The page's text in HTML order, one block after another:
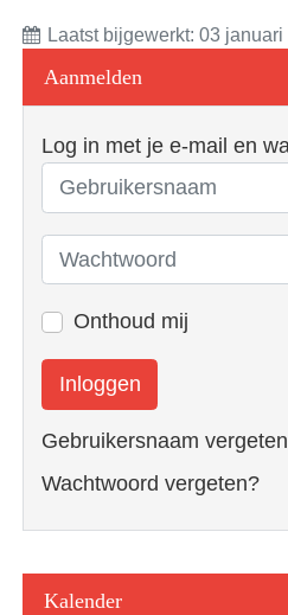
Laatst bijgewerkt: 03 januari
Aanmelden
Log in met je e-mail en
Onthoud mij
Inloggen
Gebruikersnaam
Wachtwoord vergeten?
Kalender